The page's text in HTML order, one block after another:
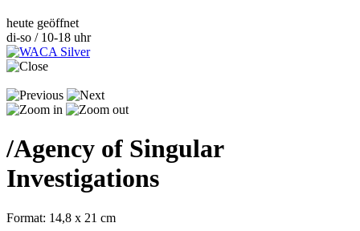
heute geöffnet
di-so / 10-18 uhr
/Agency of Singular
Investigations
Format: 14,8 x 21 cm